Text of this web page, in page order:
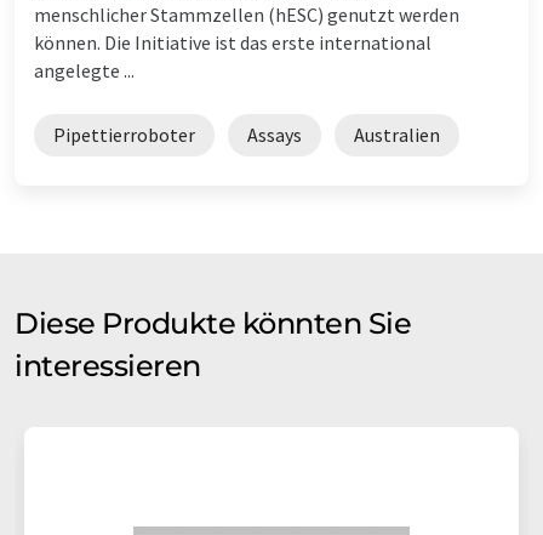
menschlicher Stammzellen (hESC) genutzt werden
können. Die Initiative ist das erste international
angelegte ...
Pipettierroboter Assays Australien
Diese Produkte könnten Sie
interessieren